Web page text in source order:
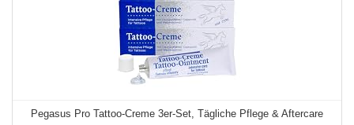
Pegasus Pro Tattoo-Creme 3er-Set, Tägliche Pflege & Aftercare